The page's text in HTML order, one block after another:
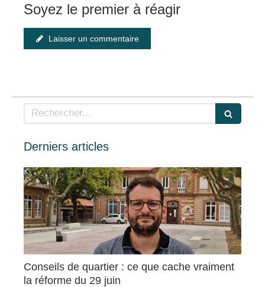
Soyez le premier à réagir
Laisser un commentaire
Rechercher
Derniers articles
Conseils de quartier : ce que cache vraiment
la réforme du 29 juin